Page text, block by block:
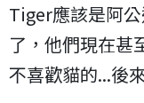
Tiger應該是阿
了，他們現在甚
不喜歡貓的...後